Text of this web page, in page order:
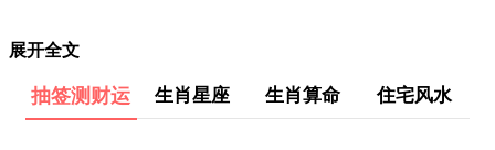
展开全文
抽签测财运 生肖星座 生肖算命 住宅风水